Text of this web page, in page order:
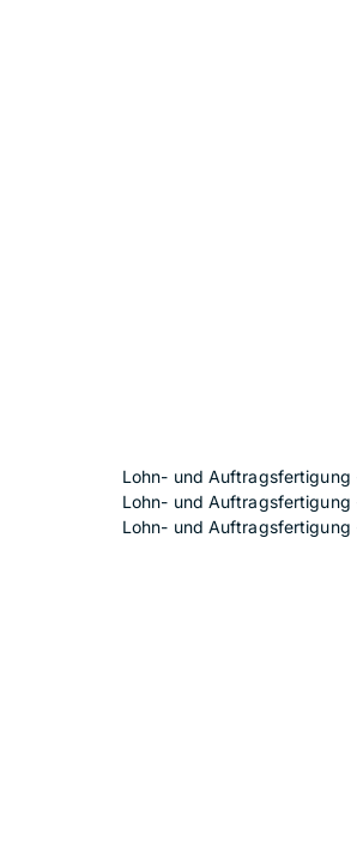
Lohn- und Auftragsfertigung
Lohn- und Auftragsfertigung
Lohn- und Auftragsfertigung